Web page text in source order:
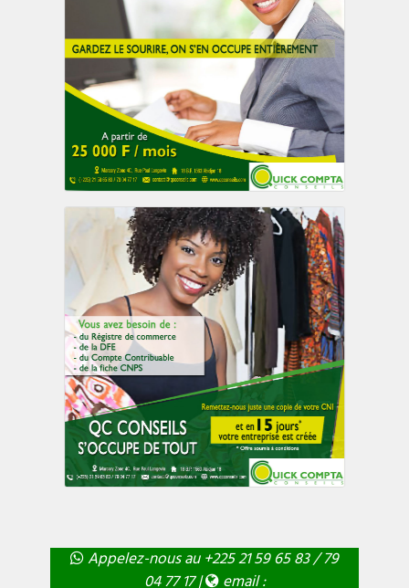
Appelez-nous au +225 21 59 65 83 / 79
04 77 17 |
email :